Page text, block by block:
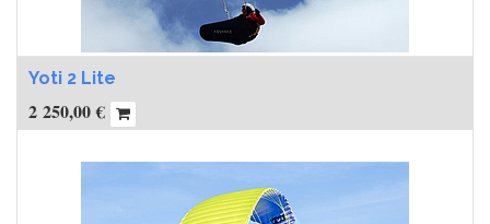
Yoti 2 Lite
2 250,00€